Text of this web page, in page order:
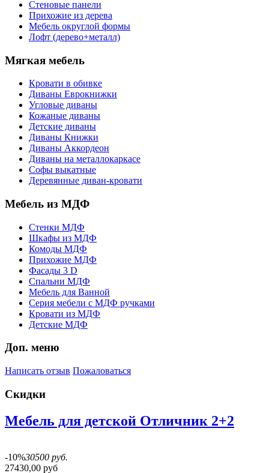
Стеновые панели
Прихожие из дерева
Мебель округлой формы
Лофт (дерево+металл)
Мягкая мебель
Кровати в обивке
Диваны Еврокнижки
Угловые диваны
Кожаные диваны
Детские диваны
Диваны Книжки
Диваны Аккордеон
Диваны на металлокаркасе
Софы выкатные
Деревянные диван-кровати
Мебель из МДФ
Стенки МДФ
Шкафы из МДФ
Комоды МДФ
Прихожие МДФ
Фасады 3 D
Спальни МДФ
Мебель для Ванной
Серия мебели с МДФ ручками
Кровати из МДФ
Детские МДФ
Доп. меню
Написать отзыв Пожаловаться
Скидки
Мебель для детской Отличник 2+2
-10%30500 руб.
27430,00 руб